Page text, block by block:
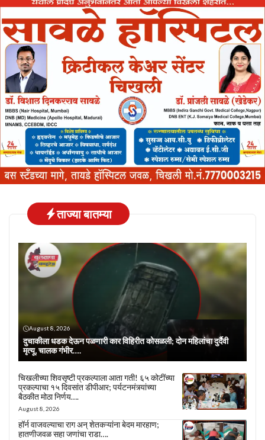
ताज्या बातम्या
August 8, 2026
दुचाकीला धडक देऊन पळणारी कार विहिरीत कोसळली; दोन महिलांचा दुर्दैवी
मृत्यू, चालक गंभीर….
चिखलीच्या शिवसृष्टी प्रकल्पाला आता गती! ६५ कोटींच्या
प्रकल्पाचा १५ दिवसांत डीपीआर; पर्यटनमंत्र्यांच्या
बैठकीत मोठा निर्णय….
August 8, 2026
हॉर्न वाजवल्याचा राग अन् शेतकऱ्यांना बेदम मारहाण;
हातणीजवळ सहा जणांचा राडा….